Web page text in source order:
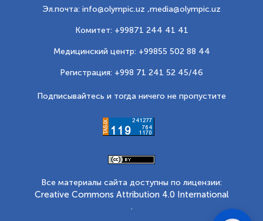
Эл.почта: info@olympic.uz ,media@olympic.uz
Комитет: +99871 244 41 41
Медицинский центр: +99855 502 88 44
Регистрация: +998 71 241 52 45/46
Подписывайтесь и тогда ничего не пропустите
Все материалы сайта доступны по лицензии:
Creative Commons Attribution 4.0 International
.